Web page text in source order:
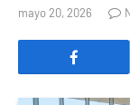
mayo 20, 2026